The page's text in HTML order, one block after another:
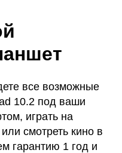
все возможные
10.2 под ваши
играть на
смотреть кино в
гарантию 1 год и